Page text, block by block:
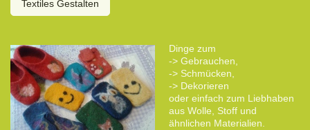
Textiles Gestalten
Dinge zum
-> Gebrauchen,
-> Schmücken,
-> Dekorieren
oder einfach zum Liebhaben
aus Wolle, Stoff und
ähnlichen Materialien.